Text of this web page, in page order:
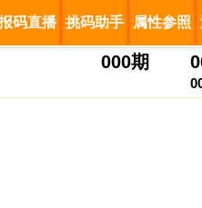
码直播 挑码助手 属性参照
000期